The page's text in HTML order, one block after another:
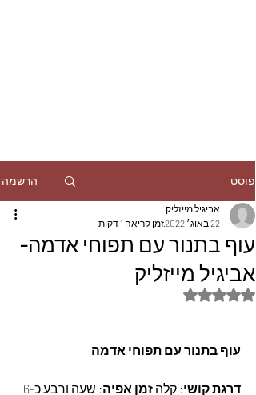
פוסט הרשמה
עוף בתנור עם תפוחי אדמה-
אביגיל מייזליק
אביגיל מייזליק
22 באוג׳ 2022
זמן קריאה 1 דקות
דירוג של NaN מתוך 5 כוכבים
עוף בתנור עם תפוחי אדמה
דרגת קושי: קלה זמן אפיה